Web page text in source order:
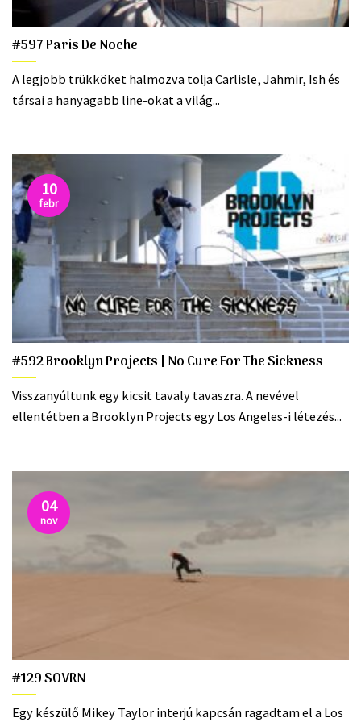
#597 Paris De Noche
A legjobb trükköket halmozva tolja Carlisle, Jahmir, Ish és
társai a hanyagabb line-okat a világ...
#592 Brooklyn Projects | No Cure For The Sickness
Visszanyúltunk egy kicsit tavaly tavaszra. A nevével
ellentétben a Brooklyn Projects egy Los Angeles-i létezés...
10
febr
#129 SOVRN
Egy készülő Mikey Taylor interjú kapcsán ragadtam el a Los
04
nov